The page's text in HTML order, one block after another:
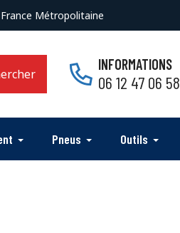
Métropolitaine
INFORMATIONS
06 12 47 06 58
Pneus Outils